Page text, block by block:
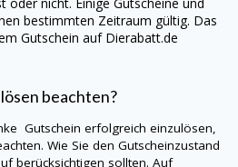
bestimmten Zeitraum gültig. Das
Gutschein aufDierabatt.de
beachten?
Gutschein erfolgreich einzulösen,
Wie Sie den Gutscheinzustand
berücksichtigen sollten. Auf